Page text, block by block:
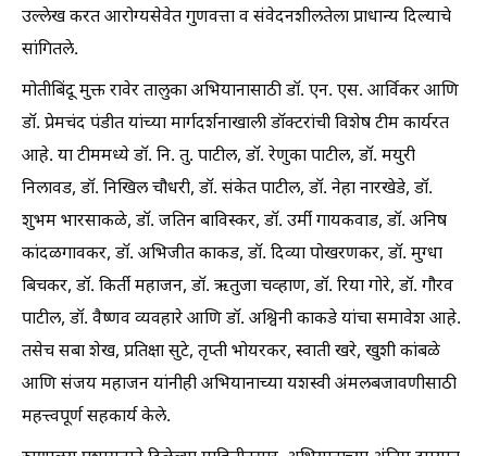
उल्लेख करत आरोग्यसेवेत गुणवत्ता व संवेदनशीलतेला प्राधान्य दिल्याचे
सांगितले.
मोतीबिंदू मुक्त रावेर तालुका अभियानासाठी डॉ. एन. एस. आर्विकर आणि
डॉ. प्रेमचंद पंडीत यांच्या मार्गदर्शनाखाली डॉक्टरांची विशेष टीम कार्यरत
आहे. या टीममध्ये डॉ. नि. तु. पाटील, डॉ. रेणुका पाटील, डॉ. मयुरी
निलावड, डॉ. निखिल चौधरी, डॉ. संकेत पाटील, डॉ. नेहा नारखेडे, डॉ.
शुभम भारसाकळे, डॉ. जतिन बाविस्कर, डॉ. उर्मी गायकवाड, डॉ. अनिष
कांदळगावकर, डॉ. अभिजीत काकड, डॉ. दिव्या पोखरणकर, डॉ. मुग्धा
बिचकर, डॉ. किर्ती महाजन, डॉ. ऋतुजा चव्हाण, डॉ. रिया गोरे, डॉ. गौरव
पाटील, डॉ. वैष्णव व्यवहारे आणि डॉ. अश्विनी काकडे यांचा समावेश आहे.
तसेच सबा शेख, प्रतिक्षा सुटे, तृप्ती भोयरकर, स्वाती खरे, खुशी कांबळे
आणि संजय महाजन यांनीही अभियानाच्या यशस्वी अंमलबजावणीसाठी
महत्त्वपूर्ण सहकार्य केले.